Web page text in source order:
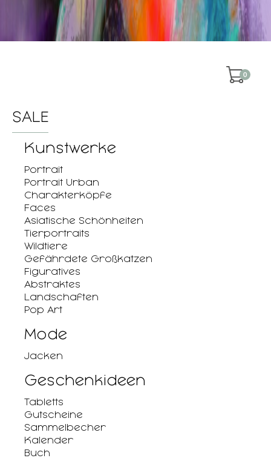
0
SALE
Kunstwerke
Portrait
Portrait Urban
Charakterköpfe
Faces
Asiatische Schönheiten
Tierportraits
Wildtiere
Gefährdete Großkatzen
Figuratives
Abstraktes
Landschaften
Pop Art
Mode
Jacken
Geschenkideen
Tabletts
Gutscheine
Sammelbecher
Kalender
Buch